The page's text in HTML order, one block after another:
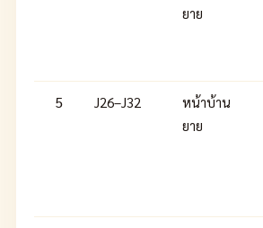
ยาย
5 J26–J32
หน้าบ้าน
ยาย